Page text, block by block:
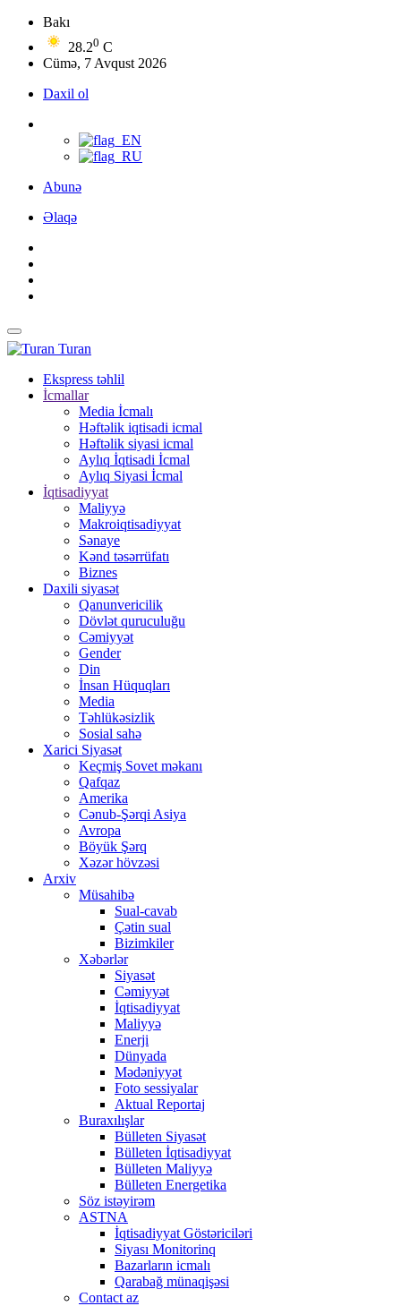
Bakı
28.20 C
Cümə, 7 Avqust 2026
Daxil ol
Abunə
Əlaqə
Turan
Ekspress təhlil
İcmallar
Media İcmalı
Həftəlik iqtisadi icmal
Həftəlik siyasi icmal
Aylıq İqtisadi İcmal
Aylıq Siyasi İcmal
İqtisadiyyat
Maliyyə
Makroiqtisadiyyat
Sənaye
Kənd təsərrüfatı
Biznes
Daxili siyasət
Qanunvericilik
Dövlət quruculuğu
Cəmiyyət
Gender
Din
İnsan Hüquqları
Media
Təhlükəsizlik
Sosial sahə
Xarici Siyasət
Keçmiş Sovet məkanı
Qafqaz
Amerika
Cənub-Şərqi Asiya
Avropa
Böyük Şərq
Xəzər hövzəsi
Arxiv
Müsahibə
Sual-cavab
Çətin sual
Bizimkiler
Xəbərlər
Siyasət
Cəmiyyət
İqtisadiyyat
Maliyyə
Enerji
Dünyada
Mədəniyyət
Foto sessiyalar
Aktual Reportaj
Buraxılışlar
Bülleten Siyasət
Bülleten İqtisadiyyat
Bülleten Maliyyə
Bülleten Energetika
Söz istəyirəm
ASTNA
İqtisadiyyat Göstəriciləri
Siyası Monitorinq
Bazarların icmalı
Qarabağ münaqişəsi
Contact az